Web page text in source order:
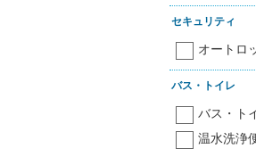
セキュリティ
オートロ
バス・トイレ
バス・ト
温水洗浄